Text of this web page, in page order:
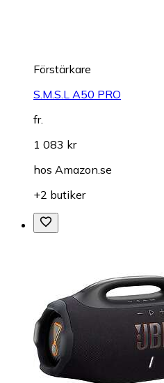
Förstärkare
S.M.S.L A50 PRO
fr.
1 083 kr
hos Amazon.se
+2 butiker